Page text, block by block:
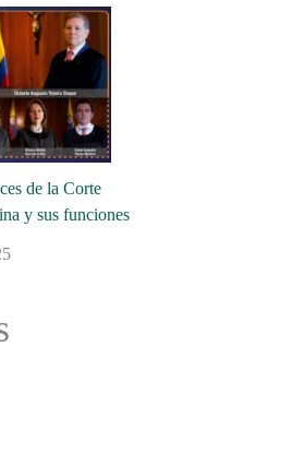
de la Corte
y sus funciones